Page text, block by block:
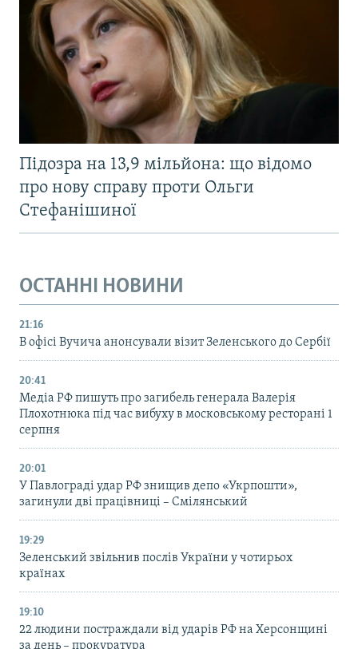
Підозра на 13,9 мільйона: що відомо
про нову справу проти Ольги
Стефанішиної
ОСТАННІ НОВИНИ
21:16
В офісі Вучича анонсували візит Зеленського до Сербії
20:41
Медіа РФ пишуть про загибель генерала Валерія
Плохотнюка під час вибуху в московському ресторані 1
серпня
20:01
У Павлограді удар РФ знищив депо «Укрпошти»,
загинули дві працівниці – Смілянський
19:29
Зеленський звільнив послів України у чотирьох
країнах
19:10
22 людини постраждали від ударів РФ на Херсонщині
за день – прокуратура